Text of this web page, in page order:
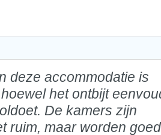
deze accommodatie is
het ontbijt
De kamers zijn
ruim, maar worden goed